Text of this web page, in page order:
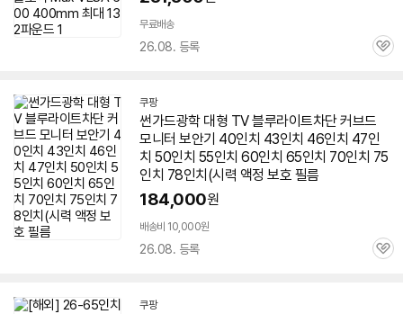
무료배송
26.08. 등록
관
쿠팡
썬가드광학 대형 TV블루라이트차단 커브드
모니터 보안기 40인치 43인치 46인치 47인
치 50인치 55인치 60인치 65인치 70인치 75
인치 78인치(시력 액정 보호 필름
184,000원
배송비 10,000원
26.08. 등록
관
쿠팡